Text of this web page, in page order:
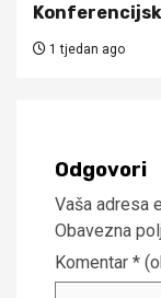
1 tjedan ago
Odgovori
Vaša adresa
Obavezna
Komentar *